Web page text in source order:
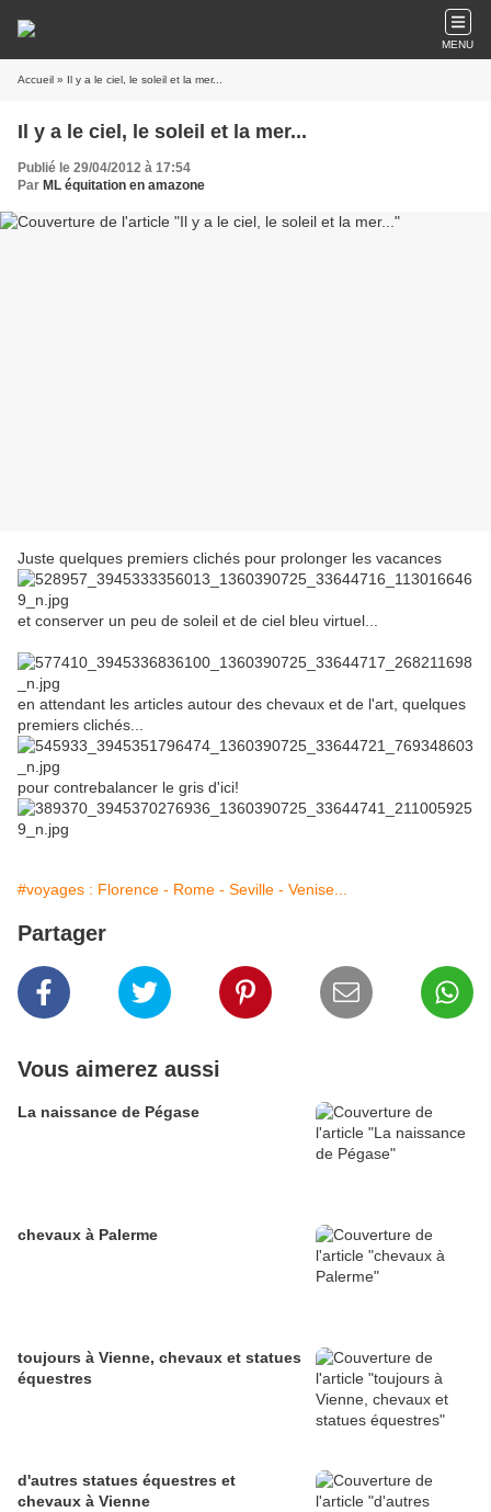
MENU
Accueil » Il y a le ciel, le soleil et la mer...
Il y a le ciel, le soleil et la mer...
Publié le 29/04/2012 à 17:54
Par ML équitation en amazone
Juste quelques premiers clichés pour prolonger les vacances
et conserver un peu de soleil et de ciel bleu virtuel...
en attendant les articles autour des chevaux et de l'art, quelques
premiers clichés...
pour contrebalancer le gris d'ici!
#voyages : Florence - Rome - Seville - Venise...
Partager
Vous aimerez aussi
La naissance de Pégase
chevaux à Palerme
toujours à Vienne, chevaux et statues
équestres
d'autres statues équestres et
chevaux à Vienne